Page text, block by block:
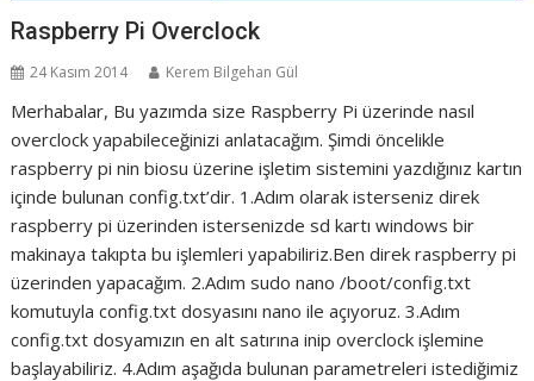
Raspberry Pi Overclock
24 Kasım 2014 Kerem Bilgehan Gül
Merhabalar, Bu yazımda size Raspberry Pi üzerinde nasıl
overclock yapabileceğinizi anlatacağım. Şimdi öncelikle
raspberry pi nin biosu üzerine işletim sistemini yazdığınız kartın
içinde bulunan config.txt’dir. 1.Adım olarak isterseniz direk
raspberry pi üzerinden istersenizde sd kartı windows bir
makinaya takıpta bu işlemleri yapabiliriz.Ben direk raspberry pi
üzerinden yapacağım. 2.Adım sudo nano /boot/config.txt
komutuyla config.txt dosyasını nano ile açıyoruz. 3.Adım
config.txt dosyamızın en alt satırına inip overclock işlemine
başlayabiliriz. 4.Adım aşağıda bulunan parametreleri istediğimiz